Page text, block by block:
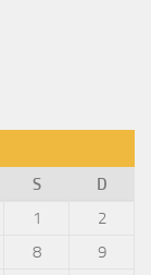
S D
1
2
8
9